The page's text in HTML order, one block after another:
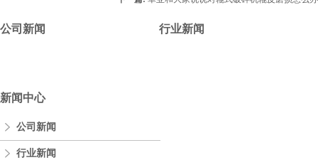
公司新闻 行业新闻
新闻中心
公司新闻
行业新闻